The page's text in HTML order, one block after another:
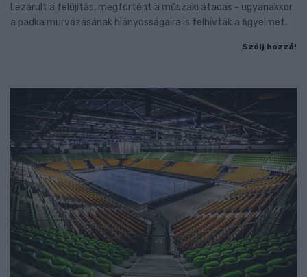
Lezárult a felújítás, megtörtént a műszaki átadás - ugyanakkor
a padka murvázásának hiányosságaira is felhívták a figyelmet.
Szólj hozzá!